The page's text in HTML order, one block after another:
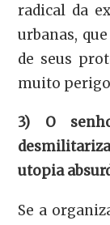
radical da
urbanas,
de seus
muito
3) O
utopia
Se a